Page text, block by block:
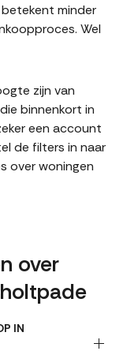
minder
Wel
zijn van
binnenkort in
een account
de filters in naar
over woningen
over
IN